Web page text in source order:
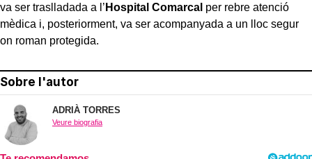
va ser traslladada a l’ Hospital Comarcal per rebre atenció
mèdica i, posteriorment, va ser acompanyada a un lloc segur
on roman protegida.
Sobre l'autor
ADRIÀ TORRES
Veure biografia